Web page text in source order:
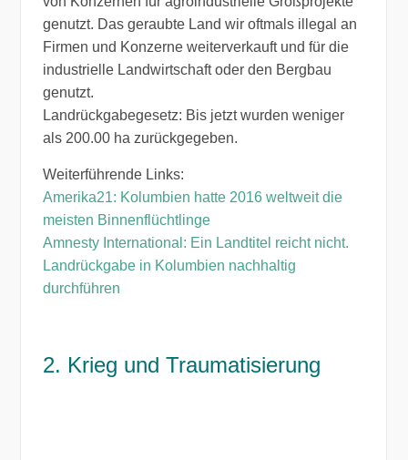
genutzt. Das geraubte Land wir oftmals illegal an
Firmen und Konzerne weiterverkauft und für die
industrielle Landwirtschaft oder den Bergbau
genutzt.
Landrückgabegesetz: Bis jetzt wurden weniger
als 200.00 ha zurückgegeben.
Weiterführende Links:
Amerika21: Kolumbien hatte 2016 weltweit die
meisten Binnenflüchtlinge
Amnesty International: Ein Landtitel reicht nicht.
Landrückgabe in Kolumbien nachhaltig
durchführen
2. Krieg und Traumatisierung